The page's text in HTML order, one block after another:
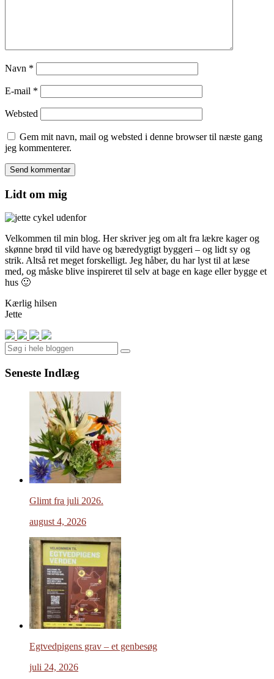
Navn *
E-mail *
Websted
Gem mit navn, mail og websted i denne browser til næste gang
jeg kommenterer.
Lidt om mig
Velkommen til min blog. Her skriver jeg om alt fra lækre kager og
skønne brød til vild have og bæredygtigt byggeri – og lidt sy og
strik. Altså ret meget forskelligt. Jeg håber, du har lyst til at læse
med, og måske blive inspireret til selv at bage en kage eller bygge et
hus 🙂
Kærlig hilsen
Jette
Search
Seneste Indlæg
Glimt fra juli 2026.
august 4, 2026
Egtvedpigens grav – et genbesøg
juli 24, 2026